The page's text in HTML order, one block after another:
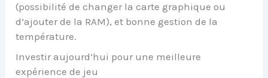
(possibilité de changer la carte graphique ou
d’ajouter de la RAM), et bonne gestion de la
température.
Investir aujourd’hui pour une meilleure
expérience de jeu